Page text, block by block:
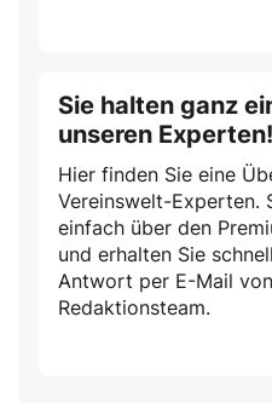
Sie halten ganz
unseren Experten!
Hier finden Sie eine
Vereinswelt-Experten.
einfach über den
und erhalten Sie
Antwort per E-Mail
Redaktionsteam.